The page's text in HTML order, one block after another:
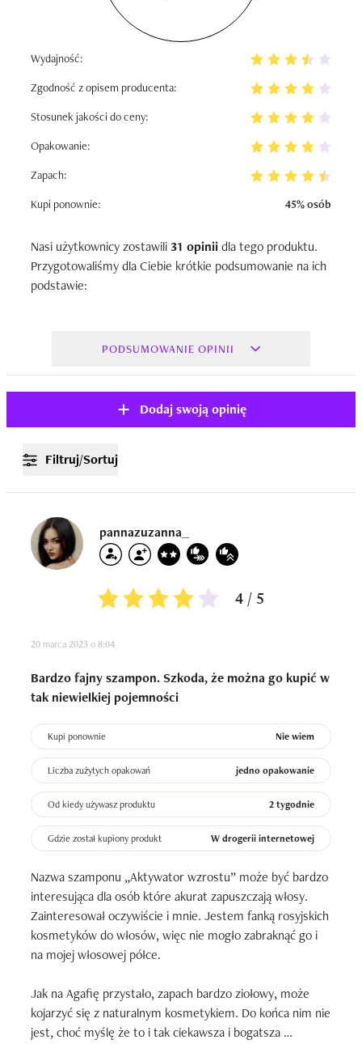
Wydajność:
Zgodność z opisem producenta:
Stosunek jakości do ceny:
Opakowanie:
Zapach:
Kupi ponownie:
45% osób
Nasi użytkownicy zostawili31 opiniidla tego produktu.
Przygotowaliśmy dla Ciebie krótkie podsumowanie na ich
podstawie:
PODSUMOWANIE OPINII
Dodaj swoją opinię
Filtruj/Sortuj
pannazuzanna_
4 / 5
20 marca 2023 o 8:04
Bardzo fajny szampon. Szkoda, że można go kupić w
tak niewielkiej pojemności
Kupi ponownie Nie wiem
Liczba zużytych opakowań jedno opakowanie
Od kiedy używasz produktu 2 tygodnie
Gdzie został kupiony produkt W drogerii internetowej
Nazwa szamponu „Aktywator wzrostu” może być bardzo
interesująca dla osób które akurat zapuszczają włosy.
Zainteresował oczywiście i mnie. Jestem fanką rosyjskich
kosmetyków do włosów, więc nie mogło zabraknąć go i
na mojej włosowej półce.
Jak na Agafię przystało, zapach bardzo ziołowy, może
kojarzyć się z naturalnym kosmetykiem. Do końca nim nie
jest, choć myślę że to i tak ciekawsza i bogatsza